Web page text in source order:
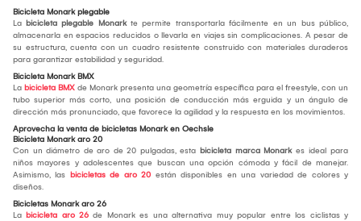
Bicicleta Monark plegable
La bicicleta plegable Monark te permite transportarla fácilmente en un bus público,
almacenarla en espacios reducidos o llevarla en viajes sin complicaciones. A pesar de
su estructura, cuenta con un cuadro resistente construido con materiales duraderos
para garantizar estabilidad y seguridad.
Bicicleta Monark BMX
La bicicleta BMX de Monark presenta una geometría específica para el freestyle, con un
tubo superior más corto, una posición de conducción más erguida y un ángulo de
dirección más pronunciado, que favorece la agilidad y la respuesta en los movimientos.
Aprovecha la venta de bicicletas Monark en Oechsle
Bicicleta Monark aro 20
Con un diámetro de aro de 20 pulgadas, esta bicicleta marca Monarkes ideal para
niños mayores y adolescentes que buscan una opción cómoda y fácil de manejar.
Asimismo, las bicicletas de aro 20 están disponibles en una variedad de colores y
diseños.
Bicicletas Monark aro 26
La bicicleta aro 26 de Monark es una alternativa muy popular entre los ciclistas y